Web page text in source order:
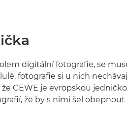
digitální fotografie, se
fotografie si u nich
CEWE je evropskou
že by s nimi šel